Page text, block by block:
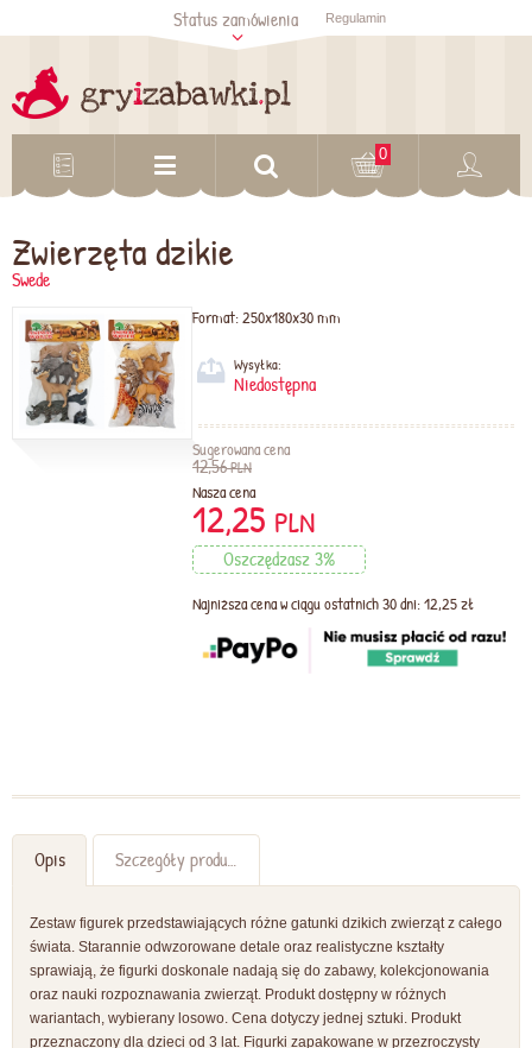
Sprawdź status
zamówienia
Status zamówienia Regulamin
0
Zwierzęta dzikie
Swede
Format:250x180x30 mm
Wysyłka:
Niedostępna
Sugerowana cena
12,56PLN
Nasza cena
12,25 PLN
Oszczędzasz 3%
Najniższa cena w ciągu ostatnich 30 dni: 12,25 zł
Opis Szczegóły produktu
Zestaw figurek przedstawiających różne gatunki dzikich zwierząt z całego
świata. Starannie odwzorowane detale oraz realistyczne kształty
sprawiają, że figurki doskonale nadają się do zabawy, kolekcjonowania
oraz nauki rozpoznawania zwierząt. Produkt dostępny w różnych
wariantach, wybierany losowo. Cena dotyczy jednej sztuki. Produkt
przeznaczony dla dzieci od 3 lat. Figurki zapakowane w przezroczysty